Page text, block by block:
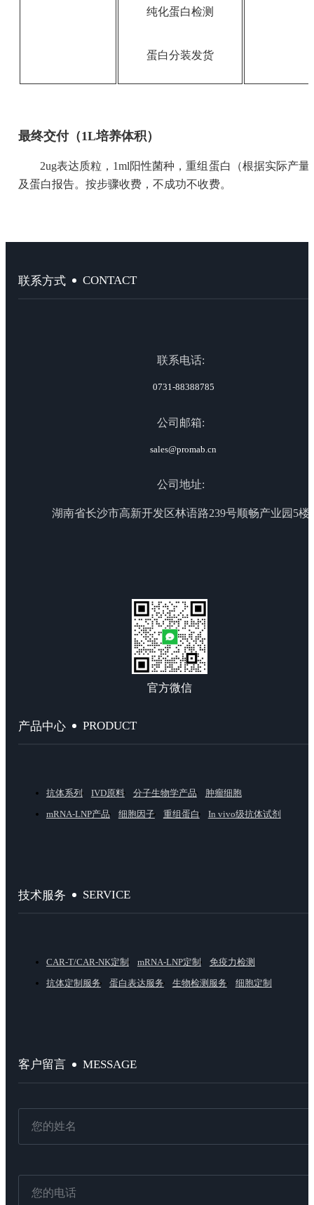
纯化蛋白检测
蛋白分装发货
最终交付（1L培养体积）
2ug表达质粒，1ml阳性菌种，重组蛋白（根据实际产量
及蛋白报告。按步骤收费，不成功不收费。
联系方式 CONTACT
联系电话:
0731-88388785
公司邮箱:
sales@promab.cn
公司地址:
湖南省长沙市高新开发区林语路239号顺畅产业园5楼
官方微信
产品中心 PRODUCT
抗体系列 IVD原料 分子生物学产品
肿瘤细胞
mRNA-LNP产品
细胞因子 重组蛋白 In vivo级抗体试剂
技术服务 SERVICE
CAR-T/CAR-NK定制 mRNA-LNP定制
免疫力检测
抗体定制服务
蛋白表达服务 生物检测服务 细胞定制
客户留言 MESSAGE